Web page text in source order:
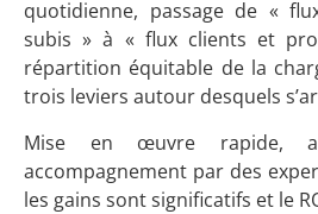
quotidienne, passage de «
subis » à « flux clients et
répartition équitable de la
trois leviers autour desquels
Mise en œuvre rapide,
accompagnement par des
les gains sont significatifs et le